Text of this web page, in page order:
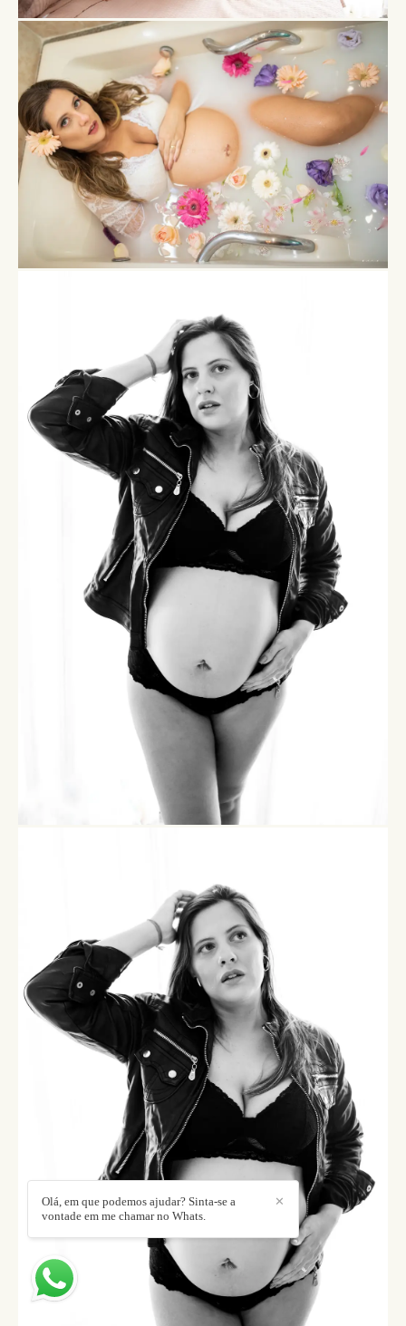
✕
Olá, em que podemos ajudar? Sinta-se a
vontade em me chamar no Whats.